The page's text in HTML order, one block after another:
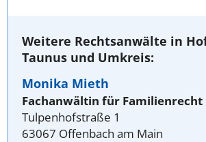
Weitere Rechtsanwälte in
Taunus und Umkreis:
Monika Mieth
Fachanwältin für Familienrecht
Tulpenhofstraße 1
63067 Offenbach am Main